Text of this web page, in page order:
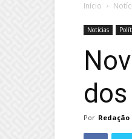
Início
Notícias
Por Redação